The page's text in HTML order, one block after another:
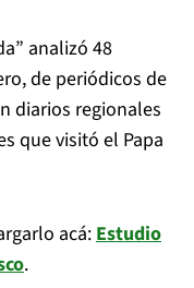
analizó 48
de periódicos de
diarios regionales
que visitó el Papa
acá: Estudio
.